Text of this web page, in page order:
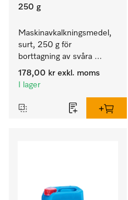
250 g
Maskinavkalkningsmedel,
surt, 250 g för
borttagning av svåra
kalkavlagringar.
178,00 kr exkl. moms
I lager